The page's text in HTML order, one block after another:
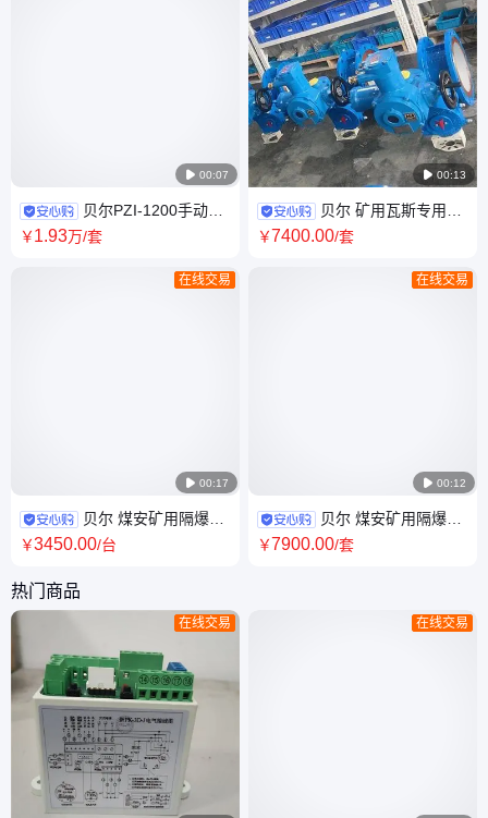
 00:07
贝尔PZI-1200手动电
动矿用配水闸阀 分水阀配水阀
￥1.93万/套
 00:17
在线交易
贝尔 煤安矿用隔爆型
电动执行器多回转开关型生产
￥3450.00/台
 00:13
贝尔 矿用瓦斯专用电
动蝶阀D943H-16C DN400生产
￥7400.00/套
 00:12
在线交易
贝尔 煤安矿用隔爆兼
本安型电动球阀Q941F-16C
￥7900.00/套
热门商品
在线交易 在线交易